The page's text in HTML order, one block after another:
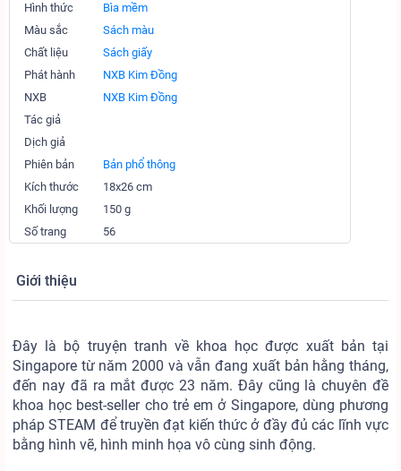
Hình thức
Bìa mềm
Màu sắc
Sách màu
Chất liệu
Sách giấy
Phát hành
NXB Kim Đồng
NXB
NXB Kim Đồng
Tác giả
Dịch giả
Phiên bản
Bản phổ thông
Kích thước
18x26 cm
Khối lượng
150 g
Số trang
56
Giới thiệu
Đây là bộ truyện tranh về khoa học được xuất bản tại
Singapore từ năm 2000 và vẫn đang xuất bản hằng tháng,
đến nay đã ra mắt được 23 năm. Đây cũng là chuyên đề
khoa học best-seller cho trẻ em ở Singapore, dùng phương
pháp STEAM để truyền đạt kiến thức ở đầy đủ các lĩnh vực
bằng hình vẽ, hình minh họa vô cùng sinh động.